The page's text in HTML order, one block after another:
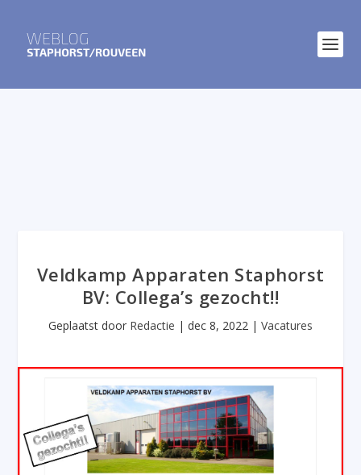
Veldkamp Apparaten Staphorst
BV: Collega’s gezocht!!
Geplaatst door Redactie | dec 8, 2022 | Vacatures